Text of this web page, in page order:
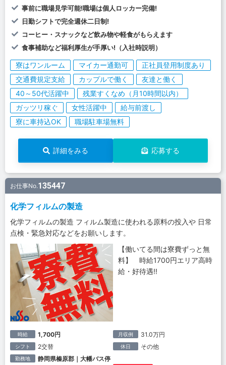
事前に職場見学可能!職場は個人ロッカー完備!
日勤シフトで完全週休二日制!
コーヒー・スナックなど飲み物や軽食がもらえます
食事補助など福利厚生が手厚い!（入社時説明）
寮はワンルーム マイカー通勤可
正社員登用制度あり
交通費規定支給
カップルで働く
友達と働く
40～50代活躍中
残業すくなめ（月10時間以内）
ガッツリ稼ぐ
女性活躍中
給与前渡し
寮に車持込OK
職場駐車場無料
詳細をみる 応募する
お仕事No.135447
化学フィルムの製造
化学フィルムの製造 フィルム製造に使われる原料の投入や 日常
点検・緊急対応などをお願いします。
【働いてる間は寮費ずっと無
料】 時給1700円エリア高時
給・好待遇!!
時給 1,700円 月収例 31.0万円
シフト 2交替 休日 その他
勤務地 静岡県榛原郡｜大幡バス停